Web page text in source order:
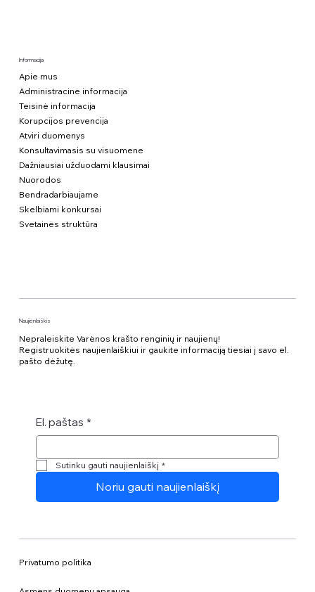
Informacija
Apie mus
Administracinė informacija
Teisinė informacija
Korupcijos prevencija
Atviri duomenys
Konsultavimasis su visuomene
Dažniausiai užduodami klausimai
Nuorodos
Bendradarbiaujame
Skelbiami konkursai
Svetainės struktūra
Naujienlaiškis
Nepraleiskite Varėnos krašto renginių ir naujienų!
Registruokitės naujienlaiškiui ir gaukite informaciją tiesiai į savo el.
pašto dėžutę.
El. paštas *
Sutinku gauti naujienlaiškį *
Noriu gauti naujienlaiškį
Privatumo politika